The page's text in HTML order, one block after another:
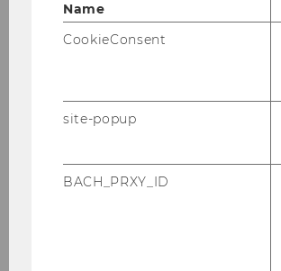
Learning how to manage
Receiving a joint
renowned universities
Name
CookieConsent
site-popup
BACH_PRXY_ID